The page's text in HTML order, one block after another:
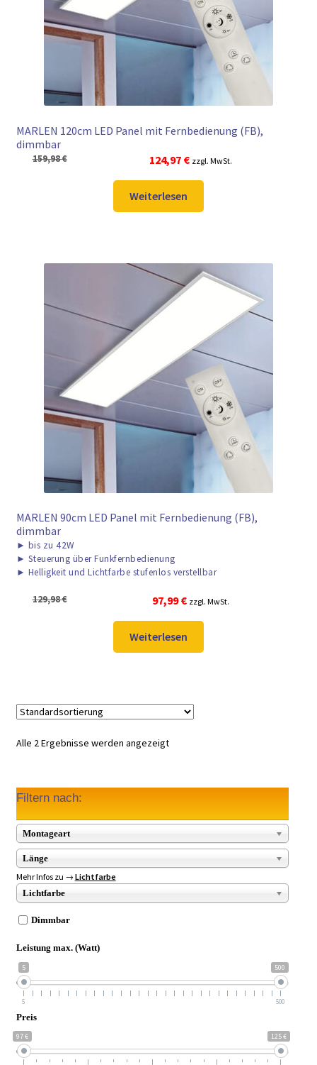
► ZAHLARTEN
► VERSANDARTEN
MARLEN 120cm LED Panel mit Fernbedienung (FB),
dimmbar
159,98€
Ursprünglicher
Preis
war:
159,98 €
124,97 €Aktueller
Preis
124,97 €.
zzgl. MwSt.
Weiterlesen
MARLEN 90cm LED Panel mit Fernbedienung (FB),
dimmbar
► bis zu 42W
► Steuerung über Funkfernbedienung
► Helligkeit und Lichtfarbe stufenlos verstellbar
129,98€
Ursprünglicher
Preis
war:
129,98 €
97,99€Aktueller
Preis
ist:
97,99 €.
zzgl. MwSt.
Weiterlesen
Alle 2 Ergebnisse werden angezeigt
Filtern nach:
Montageart
Länge
Mehr Infos zu → Lichtfarbe
Lichtfarbe
Dimmbar
Leistung max. (Watt)
5 500
5 500
Preis
97 € 125 €